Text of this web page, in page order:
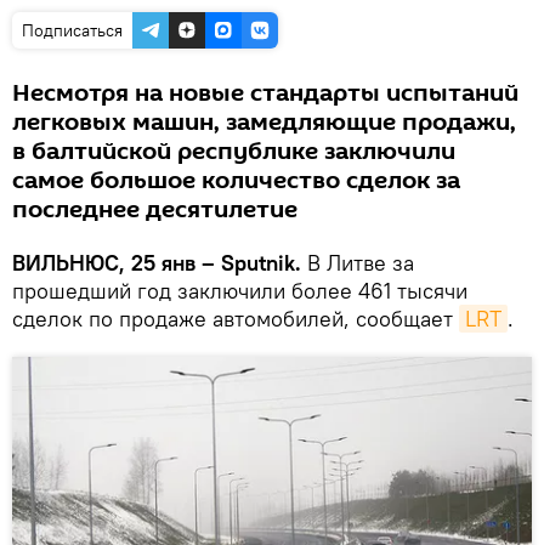
Подписаться
Несмотря на новые стандарты испытаний
легковых машин, замедляющие продажи,
в балтийской республике заключили
самое большое количество сделок за
последнее десятилетие
ВИЛЬНЮС, 25 янв – Sputnik. В Литве за
прошедший год заключили более 461 тысячи
сделок по продаже автомобилей, сообщает LRT .